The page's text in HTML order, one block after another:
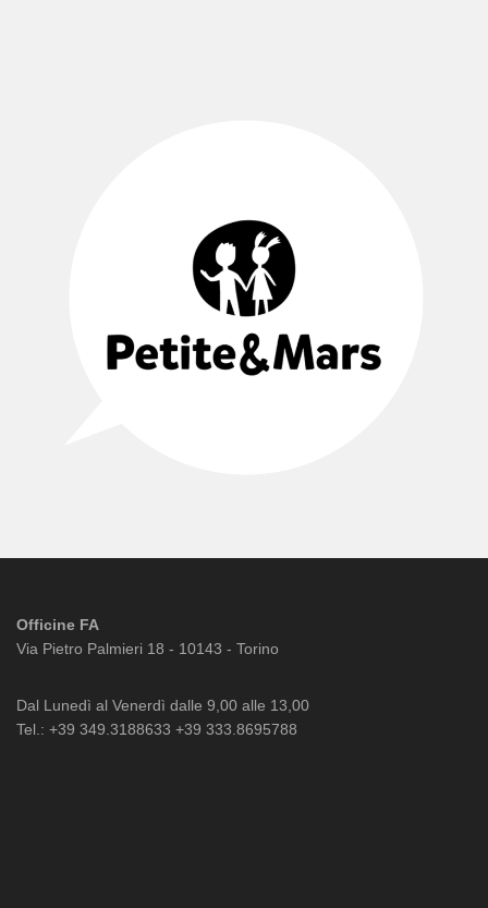
Officine FA
Via Pietro Palmieri 18 - 10143 - Torino
Dal Lunedì al Venerdì dalle 9,00 alle 13,00
Tel.: +39 349.3188633 +39 333.8695788